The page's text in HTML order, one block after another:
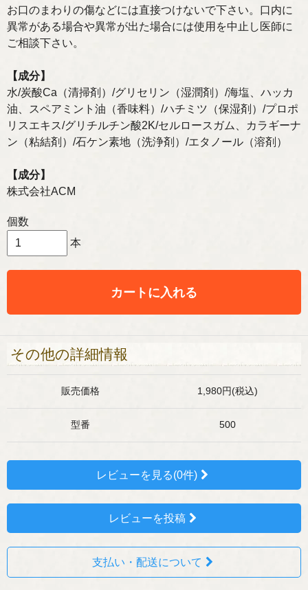
お口のまわりの傷などには直接つけないで下さい。口内に
異常がある場合や異常が出た場合には使用を中止し医師に
ご相談下さい。
【成分】
水/炭酸Ca（清掃剤）/グリセリン（湿潤剤）/海塩、ハッカ
油、スペアミント油（香味料）/ハチミツ（保湿剤）/プロポ
リスエキス/グリチルチン酸2K/セルロースガム、カラギーナ
ン（粘結剤）/石ケン素地（洗浄剤）/エタノール（溶剤）
【成分】
株式会社ACM
個数
本
カートに入れる
その他の詳細情報
販売価格 1,980円(税込)
型番 500
レビューを見る(0件)
レビューを投稿
支払い・配送について